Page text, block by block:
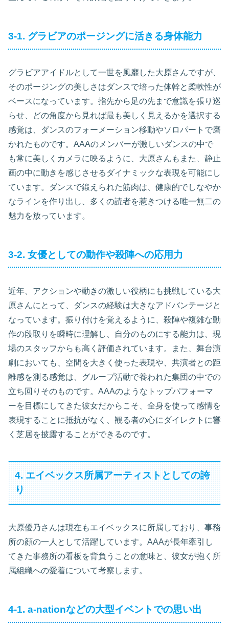
3-1. グラビアのポージングに活きる身体能力
グラビアアイドルとして一世を風靡した大原さんですが、
そのポージングの美しさはダンスで培った体幹と柔軟性が
ベースになっています。指先から足の先まで意識を張り巡
らせ、どの角度から見れば最も美しく見えるかを選択する
感覚は、ダンスのフォーメーション移動やソロパートで磨
かれたものです。AAAのメンバーが激しいダンスの中で
も常に美しくカメラに映るように、大原さんもまた、静止
画の中に動きを感じさせるダイナミックな表現を可能にし
ています。ダンスで鍛えられた筋肉は、健康的でしなやか
なラインを作り出し、多くの読者を惹きつける唯一無二の
魅力を放っています。
3-2. 女優としての動作や殺陣への応用力
近年、アクションや動きの激しい役柄にも挑戦している大
原さんにとって、ダンスの経験は大きなアドバンテージと
なっています。振り付けを覚えるように、殺陣や複雑な動
作の段取りを瞬時に理解し、自分のものにする能力は、現
場のスタッフからも高く評価されています。また、舞台演
劇においても、空間を大きく使った表現や、共演者との距
離感を測る感覚は、グループ活動で養われた集団の中での
立ち回りそのものです。AAAのようなトップパフォーマ
ーを目標にしてきた彼女だからこそ、全身を使って感情を
表現することに抵抗がなく、観る者の心にダイレクトに響
く芝居を披露することができるのです。
4. エイベックス所属アーティストとしての誇
り
大原優乃さんは現在もエイベックスに所属しており、事務
所の顔の一人として活躍しています。AAAが長年牽引し
てきた事務所の看板を背負うことの意味と、彼女が抱く所
属組織への愛着について考察します。
4-1. a-nationなどの大型イベントでの思い出